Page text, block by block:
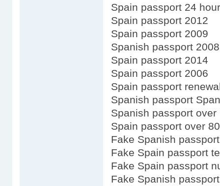
Spain passport 24
Spain passport 2012
Spain passport 2009
Spanish passport 2008
Spain passport 2014
Spain passport 2006
Spain passport
Spanish passport
Spanish passport over
Spain passport over 80
Fake Spanish
Fake Spain passport
Fake Spain passport
Fake Spanish